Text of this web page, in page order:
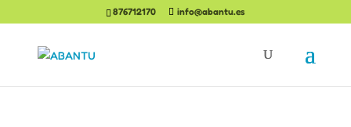
876712170 info@abantu.es